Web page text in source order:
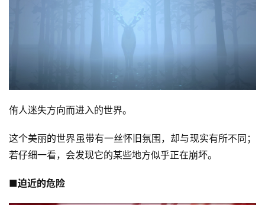
侑人迷失方向而进入的世界。
这个美丽的世界虽带有一丝怀旧氛围，却与现实有所不同；
若仔细一看，会发现它的某些地方似乎正在崩坏。
■迫近的危险